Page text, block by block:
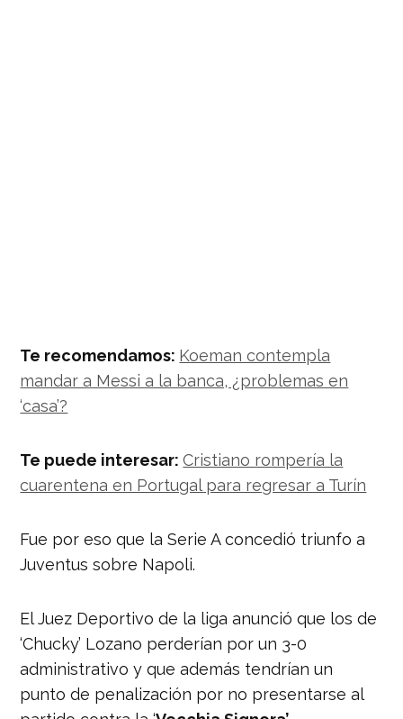
Te recomendamos: Koeman contempla
mandar a Messi a la banca, ¿problemas en
‘casa’?
Te puede interesar:Cristiano rompería la
cuarentena en Portugal para regresar a Turín
Fue por eso que la Serie A concedió triunfo a
Juventus sobre Napoli.
El Juez Deportivo de la liga anunció que los de
‘Chucky’ Lozano perderían por un 3-0
administrativo y que además tendrían un
punto de penalización por no presentarse al